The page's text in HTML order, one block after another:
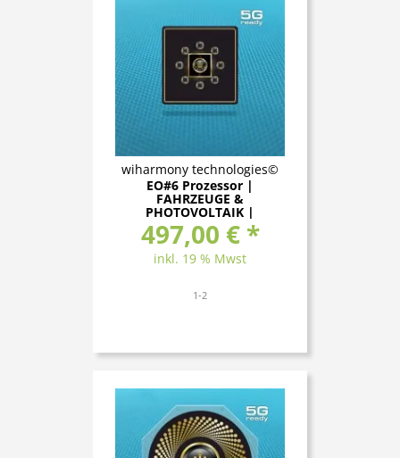
wiharmony technologies©
EO#6 Prozessor |
FAHRZEUGE &
PHOTOVOLTAIK |
wiharmony technologies
497,00 € *
inkl. 19 % Mwst
1-2